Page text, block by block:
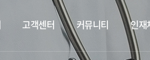
고객센터 커뮤니티 인재